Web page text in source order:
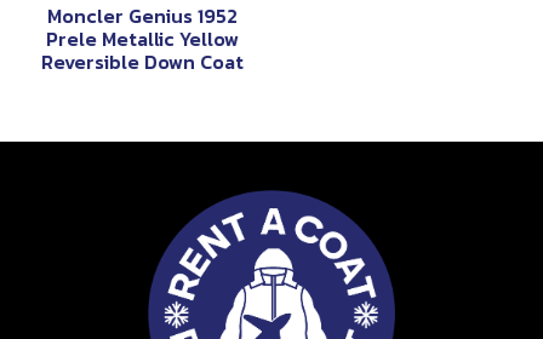
Moncler Genius 1952
Prele Metallic Yellow
Reversible Down Coat